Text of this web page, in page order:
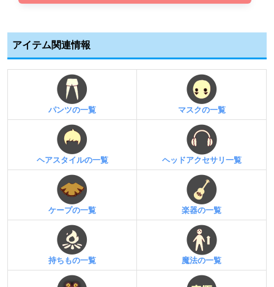
アイテム関連情報
パンツの一覧 マスクの一覧
ヘアスタイルの一覧 ヘッドアクセサリ一覧
ケープの一覧 楽器の一覧
持ちもの一覧 魔法の一覧